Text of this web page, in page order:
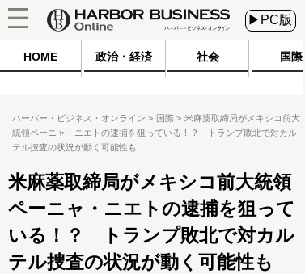
▶PC版
HOME 政治・経済 社会 国際
ハーバー・ビジネス・オンライン 国際
米麻薬取締局がメキシコ前大
統領ペーニャ・ニエトの逮捕を狙っている！？ トランプ敗北で対カル
テル捜査の状況が動く可能性も
米麻薬取締局がメキシコ前大統領
ペーニャ・ニエトの逮捕を狙って
いる！？ トランプ敗北で対カル
テル捜査の状況が動く可能性も